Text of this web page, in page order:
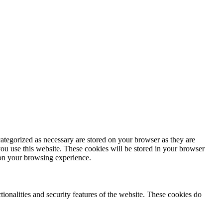
as necessary are stored on your browser as they are
use this website. These cookies will be stored in your browser
your browsing experience.
and security features of the website. These cookies do